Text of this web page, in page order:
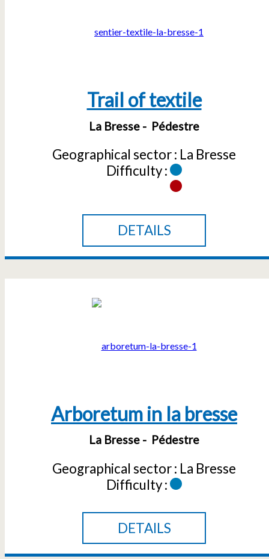
Trail of textile
La Bresse Pédestre
Geographical sector : La Bresse
Difficulty :
DETAILS
Arboretum in la bresse
La Bresse Pédestre
Geographical sector : La Bresse
Difficulty :
DETAILS